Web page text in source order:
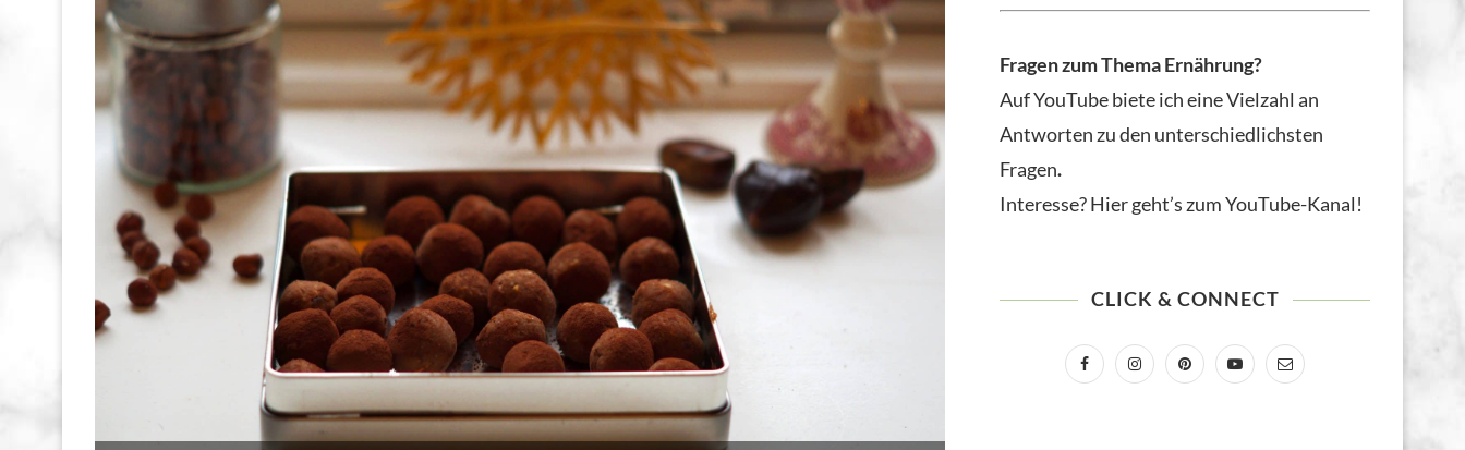
Fragen zum Thema Ernährung?
Auf YouTube biete ich eine Vielzahl an
Antworten zu den unterschiedlichsten
Fragen.
Interesse? Hier geht’s zum YouTube-Kanal!
CLICK & CONNECT